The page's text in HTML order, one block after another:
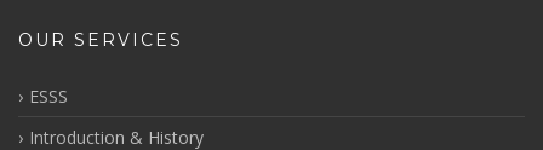
OUR SERVICES
ESSS
Introduction & History